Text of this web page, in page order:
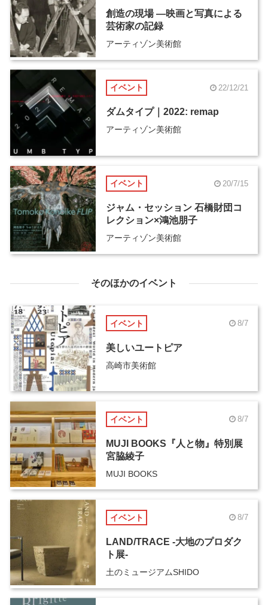
創造の現場 ―映画と写真による
芸術家の記録
アーティゾン美術館
イベント 22/12/21
ダムタイプ｜2022: remap
アーティゾン美術館
イベント 20/7/15
ジャム・セッション 石橋財団コ
レクション×鴻池朋子
アーティゾン美術館
そのほかのイベント
イベント 8/7
美しいユートピア
高崎市美術館
イベント 8/7
MUJI BOOKS『人と物』特別展
宮脇綾子
MUJI BOOKS
イベント 8/7
LAND/TRACE -大地のプロダク
ト展-
土のミュージアムSHIDO